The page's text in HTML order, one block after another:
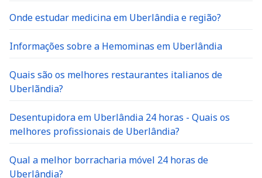
Onde estudar medicina em Uberlândia e região?
Informações sobre a Hemominas em Uberlândia
Quais são os melhores restaurantes italianos de
Uberlãndia?
Desentupidora em Uberlândia 24 horas - Quais os
melhores profissionais de Uberlândia?
Qual a melhor borracharia móvel 24 horas de
Uberlândia?